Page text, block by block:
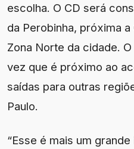
escolha. O CD será
da Perobinha, próxima
Zona Norte da cidade.
vez que é próximo ao
saídas para outras
Paulo.
“Esse é mais um